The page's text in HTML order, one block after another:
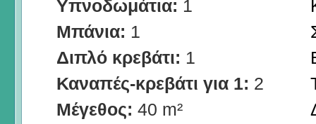
Υπνοδωμάτια: 1
Μπάνια: 1
Διπλό κρεβάτι: 1
Καναπές-κρεβάτι για 1: 2
Μέγεθος: 40 m²